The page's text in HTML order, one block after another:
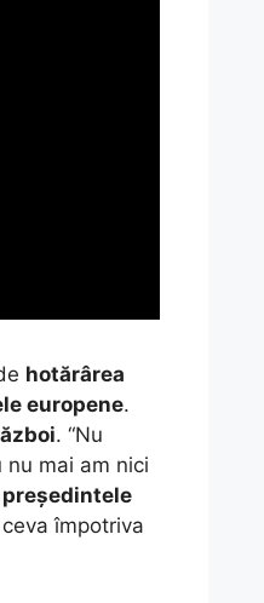
hotărârea
europene.
. “Nu
nu mai am nici
președintele
împotriva